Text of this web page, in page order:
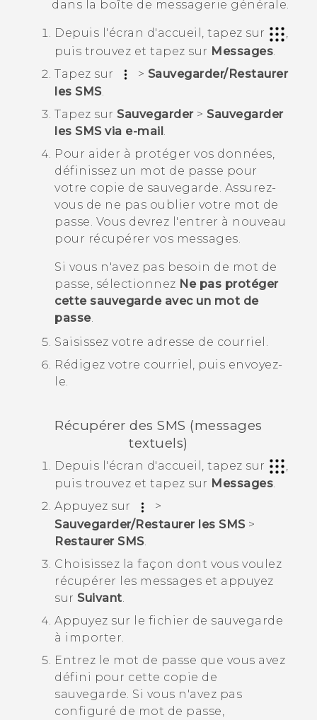
dans la boîte de messagerie générale.
Depuis l'écran d'accueil , tapez sur
,
puis trouvez et tapez sur Messages
Tapez sur
> Sauvegarder/Restaurer
les SMS.
Tapez sur Sauvegarder> Sauvegarder
les SMS via e-mail
Pour aider à protéger vos données,
définissez un mot de passe pour
votre copie de sauvegarde. Assurez-
vous de ne pas oublier votre mot de
passe. Vous devrez l'entrer à nouveau
pour récupérer vos messages.
Si vous n'avez pas besoin de mot de
passe, sélectionnez Ne pas protéger
cette sauvegarde avec un mot de
passe.
Saisissez votre adresse de courriel.
Rédigez votre courriel, puis envoyez-
le.
Récupérer des SMS (messages
textuels)
Depuis l'écran d'accueil , tapez sur
,
puis trouvez et tapez sur Messages.
Appuyez sur
>
Sauvegarder/Restaurer les SMS>
Restaurer SMS.
Choisissez la façon dont vous voulez
récupérer les messages et appuyez
sur Suivant
Appuyez sur le fichier de sauvegarde
à importer.
Entrez le mot de passe que vous avez
défini pour cette copie de
sauvegarde. Si vous n'avez pas
configuré de mot de passe,